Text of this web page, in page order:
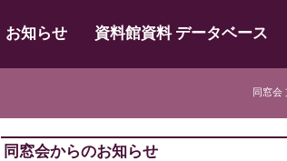
お知らせ 資料館資料 データベース
同窓会
同窓会からのお知らせ